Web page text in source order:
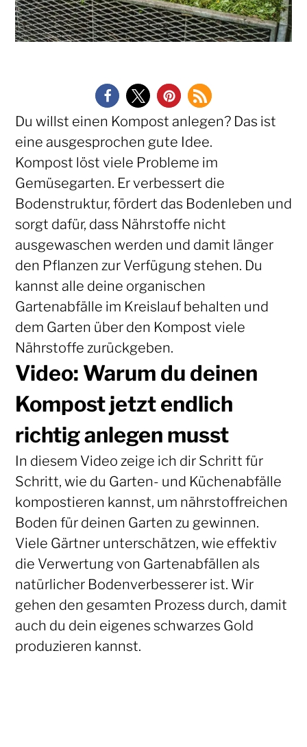
Du willst einen Kompost anlegen? Das ist
eine ausgesprochen gute Idee.
Kompost löst viele Probleme im
Gemüsegarten. Er verbessert die
Bodenstruktur, fördert das Bodenleben und
sorgt dafür, dass Nährstoffe nicht
ausgewaschen werden und damit länger
den Pflanzen zur Verfügung stehen. Du
kannst alle deine organischen
Gartenabfälle im Kreislauf behalten und
dem Garten über den Kompost viele
Nährstoffe zurückgeben.
Video: Warum du deinen
Kompost jetzt endlich
richtig anlegen musst
In diesem Video zeige ich dir Schritt für
Schritt, wie du Garten- und Küchenabfälle
kompostieren kannst, um nährstoffreichen
Boden für deinen Garten zu gewinnen.
Viele Gärtner unterschätzen, wie effektiv
die Verwertung von Gartenabfällen als
natürlicher Bodenverbesserer ist. Wir
gehen den gesamten Prozess durch, damit
auch du dein eigenes schwarzes Gold
produzieren kannst.